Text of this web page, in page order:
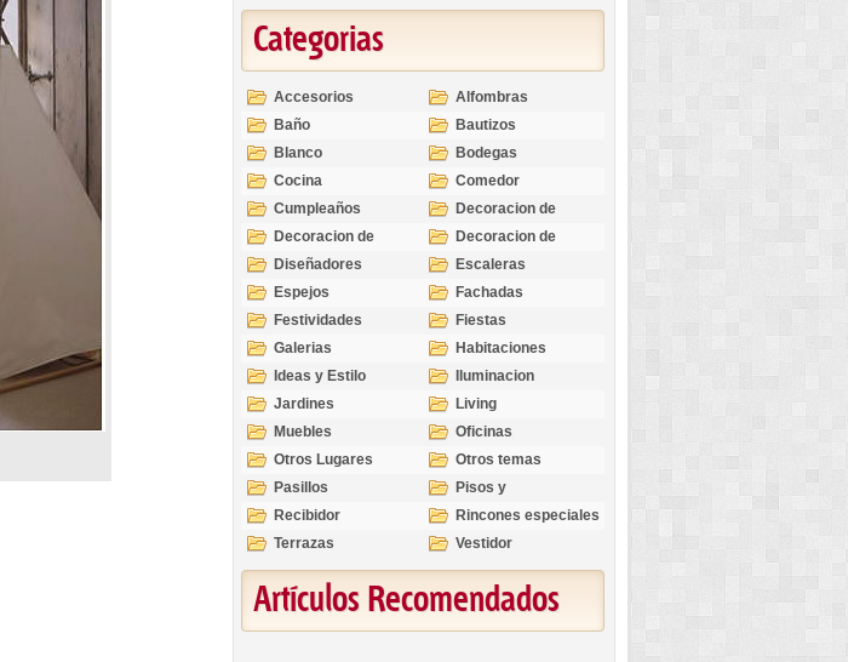
Categorias
Accesorios
Alfombras
Baño
Bautizos
Blanco
Bodegas
Cocina
Comedor
Cumpleaños
Decoracion de
Exteriores
Decoracion de
Interiores
Decoracion de
Ocasiones
Diseñadores
Escaleras
Espejos
Fachadas
Festividades
Fiestas
Galerias
Habitaciones
Ideas y Estilo
Iluminacion
Jardines
Living
Muebles
Oficinas
Otros Lugares
Otros temas
Pasillos
Pisos y
revestimientos
Recibidor
Rincones especiales
Terrazas
Vestidor
Artículos Recomendados